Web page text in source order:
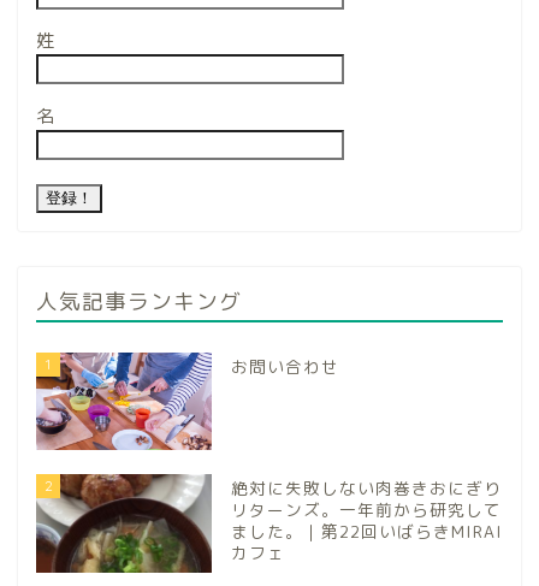
姓
名
人気記事ランキング
1 お問い合わせ
2
絶対に失敗しない肉巻きおにぎり
リターンズ。一年前から研究して
ました。｜第22回いばらきMIRAI
カフェ